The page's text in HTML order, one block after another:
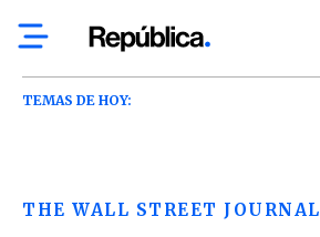
TEMAS DE HOY:
THE WALL STREET JOURNAL